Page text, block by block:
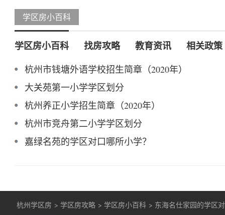
学区房小百科
学区房小百科 找房攻略 教育资讯 相关政策
杭州市钱塘外语学校招生简章（2020年）
大关苑第一小学学区划分
杭州养正小学招生简章（2020年）
杭州市竞舟第二小学学区划分
嘉绿名苑的学区对口哪所小学？
杭州学区房 > 学区房攻略 > 学区房小百科 > 东海名仕家园的学区